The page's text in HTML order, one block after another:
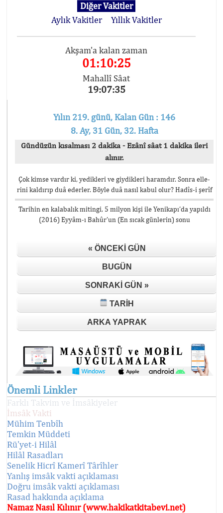
Diğer Vakitler
Aylık Vakitler
Yıllık Vakitler
Akşam'a kalan zaman
01:10:25
Mahallî Sâat
19:07:35
Yılın 219. günü, Kalan Gün : 146
8. Ay, 31 Gün, 32. Hafta
Gündüzün kısalması 2 dakika - Ezânî sâat 1 dakika ileri
alınır.
Çok kimse vardır ki, yedikleri ve giydikleri haramdır. Sonra elle-
rini kaldırıp duâ ederler. Böyle duâ nasıl kabul olur? Hadîs-i şerîf
Tarihin en kalabalık mitingi, 5 milyon kişi ile Yenikapı’da yapıldı
(2016) Eyyâm-ı Bahûr’un (En sıcak günlerin) sonu
« ÖNCEKI GÜN
BUGÜN
SONRAKI GÜN »
TARIH
ARKA YAPRAK
Önemli Linkler
Farklı Takvim ve İmsâkiyeler
İmsâk Vakti
Mühim Tenbîh
Temkin Müddeti
Rü'yet-i Hilâl
Hilâl Rasadları
Senelik Hicrî Kamerî Târîhler
Yanlış imsâk vakti açıklaması
Doğru imsâk vakti açıklaması
Rasad hakkında açıklama
Namaz Nasıl Kılınır (www.hakikatkitabevi.net)